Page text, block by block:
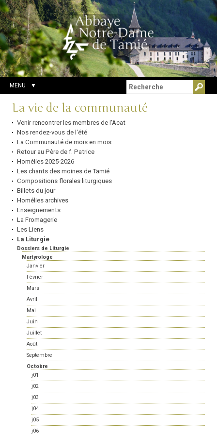
Aller
au
contenu.
|
Aller
à
la
navigation
Outils
personnels
Chercher par
Recherche
avancée…
MENU
Navigation
La vie de la communauté
Venir rencontrer les membres de l'Acat
Nos rendez-vous de l'été
La Communauté de mois en mois
Retour au Père de f. Patrice
Homélies 2025-2026
Les chants des moines de Tamié
Compositions florales liturgiques
Billets du jour
Homélies archives
Enseignements
La Fromagerie
Les Liens
La Liturgie
Dossiers de Liturgie
Martyrologe
Janvier
Février
Mars
Avril
Mai
Juin
Juillet
Août
Septembre
Octobre
j01
j02
j03
j04
j05
j06